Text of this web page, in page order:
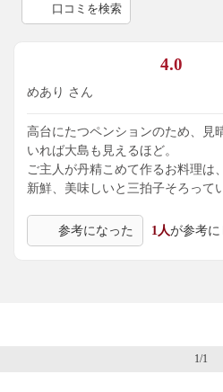
口コミを検索
4.0
めあり さん
高台にたつペンションのため、見
いれば大島も見えるほど。
ご主人が丹精こめて作るお料理は
新鮮、美味しいと三拍子そろって
参考になった 1人が参考
1/1